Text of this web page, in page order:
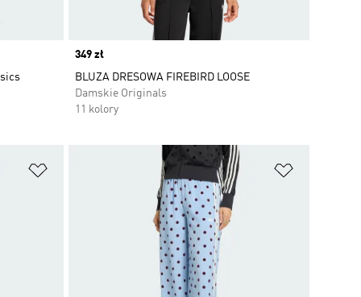
Price
349 zł
BLUZA DRESOWA FIREBIRD LOOSE
Damskie Originals
11 kolory
Dodaj do listy życzeń